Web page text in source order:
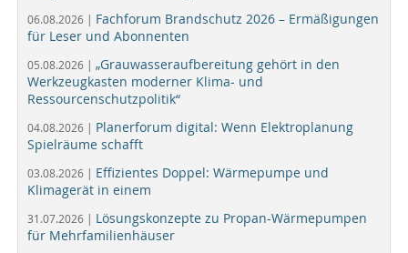
06.08.2026 | Fachforum Brandschutz 2026 – Ermäßigungen
für Leser und Abonnenten
05.08.2026 | „Grauwasseraufbereitung gehört in den
Werkzeugkasten moderner Klima- und
Ressourcenschutzpolitik“
04.08.2026 | Planerforum digital: Wenn Elektroplanung
Spielräume schafft
03.08.2026 | Effizientes Doppel: Wärmepumpe und
Klimagerät in einem
31.07.2026 | Lösungskonzepte zu Propan-Wärmepumpen
für Mehrfamilienhäuser